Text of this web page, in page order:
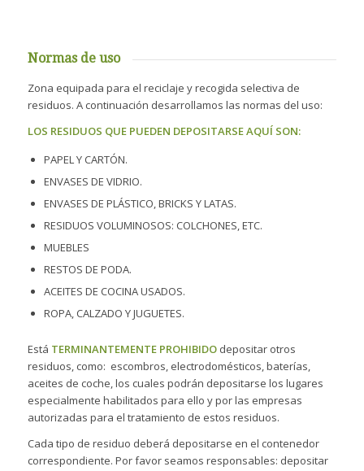
Normas de uso
Zona equipada para el reciclaje y recogida selectiva de
residuos. A continuación desarrollamos las normas del uso:
LOS RESIDUOS QUE PUEDEN DEPOSITARSE AQUÍ SON:
PAPEL Y CARTÓN.
ENVASES DE VIDRIO.
ENVASES DE PLÁSTICO, BRICKS Y LATAS.
RESIDUOS VOLUMINOSOS: COLCHONES, ETC.
MUEBLES
RESTOS DE PODA.
ACEITES DE COCINA USADOS.
ROPA, CALZADO Y JUGUETES.
Está TERMINANTEMENTE PROHIBIDOdepositar otros
residuos, como: escombros, electrodomésticos, baterías,
aceites de coche, los cuales podrán depositarse los lugares
especialmente habilitados para ello y por las empresas
autorizadas para el tratamiento de estos residuos.
Cada tipo de residuo deberá depositarse en el contenedor
correspondiente. Por favor seamos responsables: depositar